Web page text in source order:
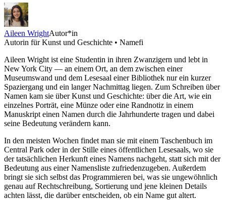
Aileen WrightAutor*in
Autorin für Kunst und Geschichte • Namefi
Aileen Wright ist eine Studentin in ihren Zwanzigern und lebt in
New York City — an einem Ort, an dem zwischen einer
Museumswand und dem Lesesaal einer Bibliothek nur ein kurzer
Spaziergang und ein langer Nachmittag liegen. Zum Schreiben über
Namen kam sie über Kunst und Geschichte: über die Art, wie ein
einzelnes Porträt, eine Münze oder eine Randnotiz in einem
Manuskript einen Namen durch die Jahrhunderte tragen und dabei
seine Bedeutung verändern kann.
In den meisten Wochen findet man sie mit einem Taschenbuch im
Central Park oder in der Stille eines öffentlichen Lesesaals, wo sie
der tatsächlichen Herkunft eines Namens nachgeht, statt sich mit der
Bedeutung aus einer Namensliste zufriedenzugeben. Außerdem
bringt sie sich selbst das Programmieren bei, was sie ungewöhnlich
genau auf Rechtschreibung, Sortierung und jene kleinen Details
achten lässt, die darüber entscheiden, ob ein Name gut altert.